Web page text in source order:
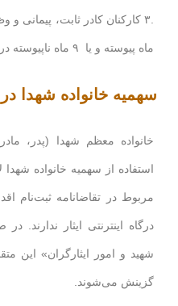
ماه پیوسته و یا ۹ ماه ناپیوسته در جبهه
سهمیه خانواده شهدا
خانواده معظم شهدا (پدر،
استفاده از سهمیه خانواده
مربوط در تقاضانامه ثبت‌نام
درگاه اینترنتی ایثار ندارند.
شهید و امور ایثارگران» این
گزینش می‌شوند.